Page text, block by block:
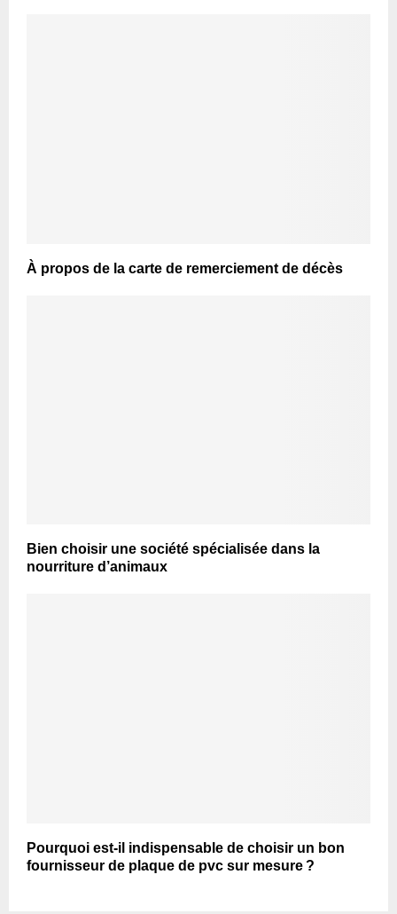
À propos de la carte de remerciement de décès
Bien choisir une société spécialisée dans la
nourriture d’animaux
Pourquoi est-il indispensable de choisir un bon
fournisseur de plaque de pvc sur mesure ?